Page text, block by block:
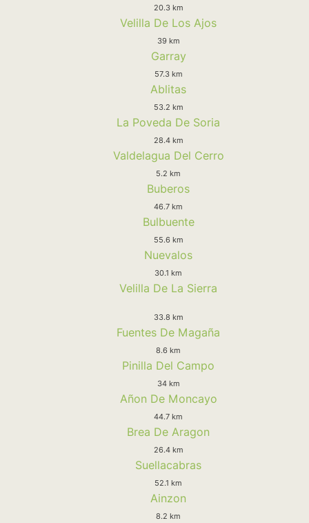
20.3 km
Velilla De Los Ajos
39 km
Garray
57.3 km
Ablitas
53.2 km
La Poveda De Soria
28.4 km
Valdelagua Del Cerro
5.2 km
Buberos
46.7 km
Bulbuente
55.6 km
Nuevalos
30.1 km
Velilla De La Sierra
33.8 km
Fuentes De Magaña
8.6 km
Pinilla Del Campo
34 km
Añon De Moncayo
44.7 km
Brea De Aragon
26.4 km
Suellacabras
52.1 km
Ainzon
8.2 km